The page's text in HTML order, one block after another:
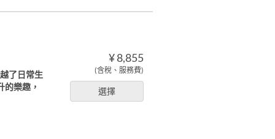
¥ 8,855
(含稅、服務費)
選擇
了日常生
樂趣，